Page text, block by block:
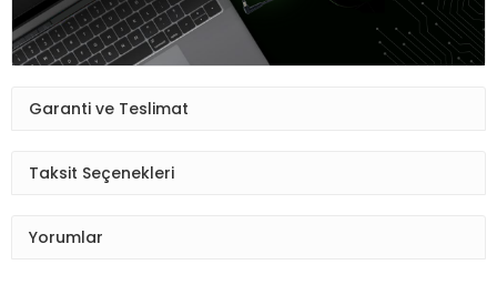
Garanti ve Teslimat
Taksit Seçenekleri
Yorumlar